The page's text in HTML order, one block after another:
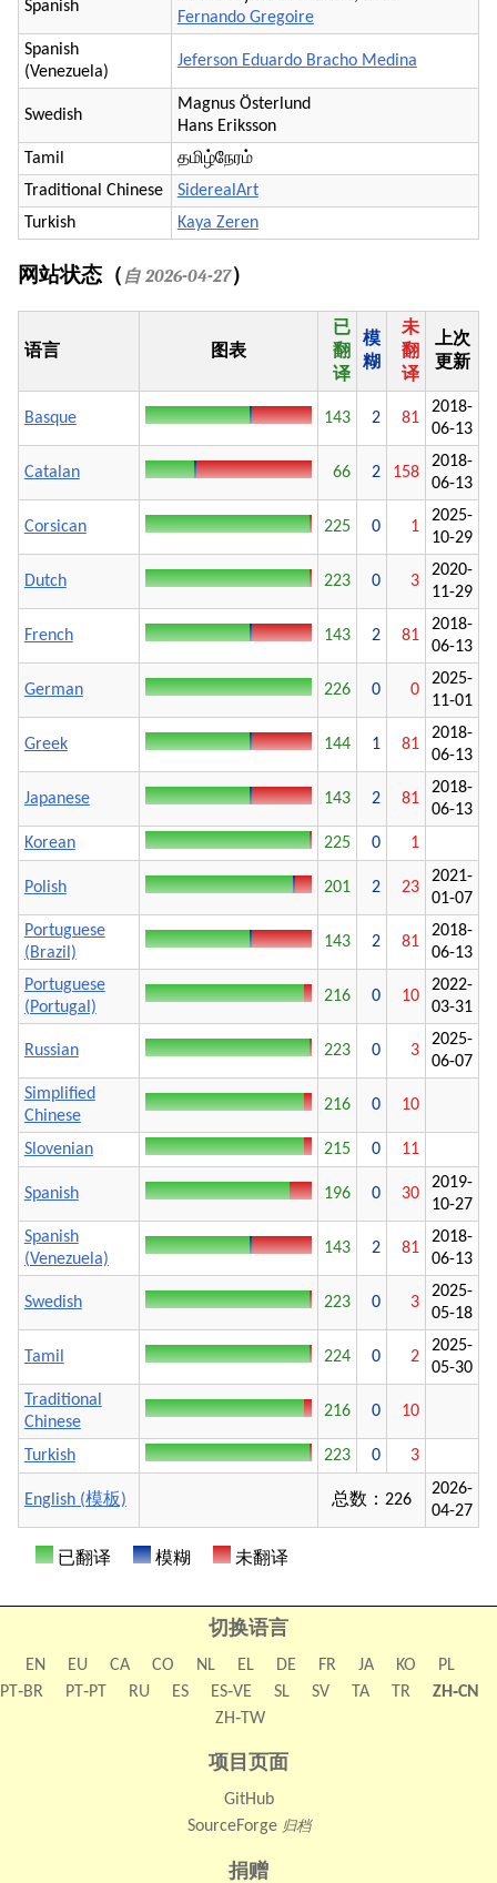
Spanish
Fernando Gregoire
Spanish
(Venezuela)
Jeferson Eduardo Bracho Medina
Swedish
Magnus Österlund
Hans Eriksson
Tamil
தமிழ்நேரம்
Traditional Chinese
SiderealArt
Turkish
Kaya Zeren
网站状态（ 自 2026-04-27）
语言 图表
已
翻
译
模
糊
未
翻
译
上次
更新
Basque 143 2 81
2018-
06-13
Catalan 66 2 158
2018-
06-13
Corsican 225 0 1
2025-
10-29
Dutch 223 0 3
2020-
11-29
French 143 2 81
2018-
06-13
German 226 0 0
2025-
11-01
Greek 144 1 81
2018-
06-13
Japanese 143 2 81
2018-
06-13
Korean
225 0 1
Polish 201 2 23
2021-
01-07
Portuguese
(Brazil)
143 2 81
2018-
06-13
Portuguese
(Portugal)
216 0 10
2022-
03-31
Russian 223 0 3
2025-
06-07
Simplified
Chinese
216 0 10
Slovenian 215 0 11
Spanish 196 0 30
2019-
10-27
Spanish
(Venezuela)
143 2 81
2018-
06-13
Swedish 223 0 3
2025-
05-18
Tamil 224 0 2
2025-
05-30
Traditional
Chinese
216 0 10
Turkish 223 0 3
English (模板) 总数：226
2026-
04-27
已翻译 模糊 未翻译
切换语言
EN EU CA CO NL EL DE FR JA KO
PL
PT‑BR
PT‑PT RU ES ES‑VE SL SV TA TR
ZH‑CN
ZH‑TW
项目页面
GitHub
SourceForge 归档
捐赠